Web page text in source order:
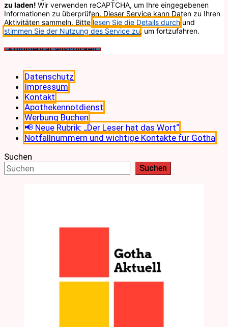
zu laden! Wir verwenden reCAPTCHA, um Ihre eingegebenen
Informationen zu überprüfen. Dieser Service kann Daten zu Ihren
Aktivitäten sammeln. Bitte lesen Sie die Details durch und
stimmen Sie der Nutzung des Service zu, um fortzufahren.
Datenschutz
Impressum
Kontakt
Apothekennotdienst
Werbung Buchen
📢 Neue Rubrik: „Der Leser hat das Wort“
Notfallnummern und wichtige Kontakte für Gotha
Suchen
Suchen